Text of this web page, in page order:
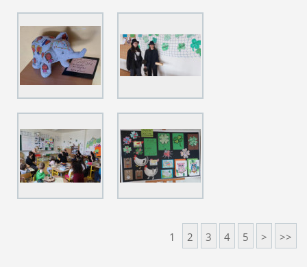
1 2 3 4 5 > >>